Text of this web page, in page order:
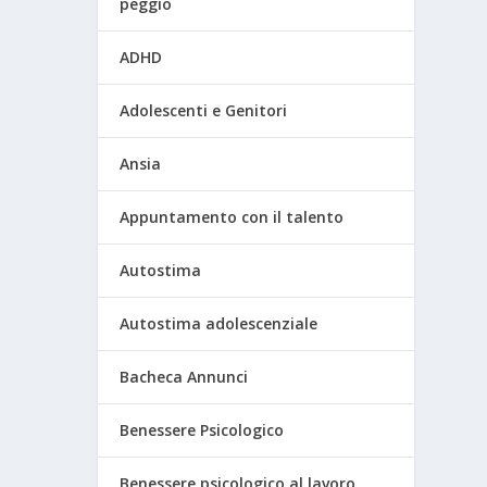
ADHD
Adolescenti e Genitori
Ansia
Appuntamento con il talento
Autostima
Autostima adolescenziale
Bacheca Annunci
Benessere Psicologico